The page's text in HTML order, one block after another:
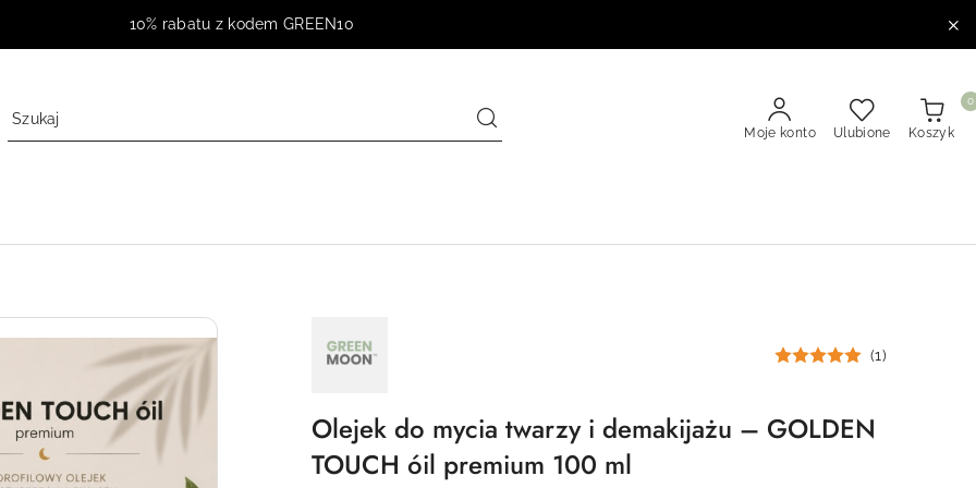
10% rabatu z kodem GREEN10
Moje konto Ulubione Koszyk
0
PRODUCENTA:
GREEN
MOON
(1)
Olejek do mycia twarzy i demakijażu – GOLDEN
TOUCH óil premium 100 ml